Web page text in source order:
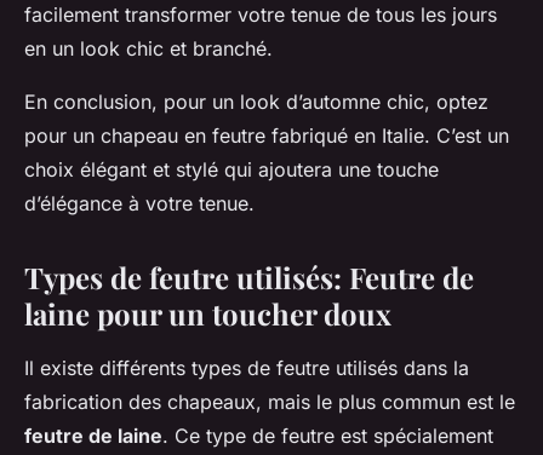
facilement transformer votre tenue de tous les jours
en un look chic et branché.
En conclusion, pour un look d’automne chic, optez
pour un chapeau en feutre fabriqué en Italie. C’est un
choix élégant et stylé qui ajoutera une touche
d’élégance à votre tenue.
Types de feutre utilisés: Feutre de
laine pour un toucher doux
Il existe différents types de feutre utilisés dans la
fabrication des chapeaux, mais le plus commun est le
feutre de laine. Ce type de feutre est spécialement